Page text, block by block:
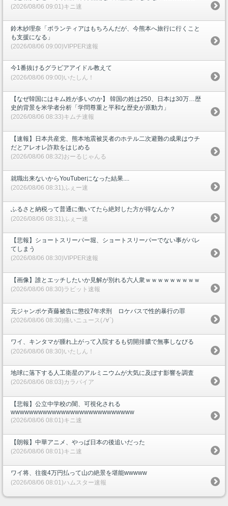
(2026/08/06 09:01)キニ速
鈴木紗理奈「ボランティアはもちろんだが、今熊本へ旅行に行くこと
も支援になる」
(2026/08/06 09:00)VIPPER速報
今1番抜けるグラビアアイドル教えて
(2026/08/06 09:00)いたしん！
【なぜ韓国にはキム姓が多いのか】 韓国の姓は250、日本は30万…歴
史的背景を米学者分析「学問尊重と平和な歴史が原動力」
(2026/08/06 08:33)キムチ速報
【速報】日本共産党、熊本地震被災者のホテル二次避難の成果はウチ
だとアレオレ詐欺をはじめる
(2026/08/06 08:32)おーるじゃんる
就職出来ないからYouTuberになった結果....
(2026/08/06 08:31)ふぇー速
ふるさと納税って普通に働いてたら絶対した方が得なんか？
(2026/08/06 08:31)ふぇー速
【悲報】ショートスリーパー堀、ショートスリーパーでない事がバレ
てしまう
(2026/08/06 08:30)VIPPER速報
【画像】誰とエッチしたいか見解が別れる六人衆ｗｗｗｗｗｗｗｗｗ
(2026/08/06 08:30)ラビット速報
元ジャンポケ斉藤被告に懲役7年求刑 ロケバスで性的暴行の罪
(2026/08/06 08:30)痛いニュース(ﾉ∀`)
ワイ、キンタマが腫れ上がって入院するも切開排膿で無事しなびる
(2026/08/06 08:30)いたしん！
地球に落下する人工衛星のアルミニウムが大気に及ぼす影響を調査
(2026/08/06 08:03)カラパイア
【悲報】公立中学校の闇、可視化される
wwwwwwwwwwwwwwwwwwwwwwwwwww
(2026/08/06 08:01)キニ速
【朗報】中華アニメ、やっぱ日本の後追いだった
(2026/08/06 08:01)キニ速
ワイ将、往復4万円払って山の絶景を堪能wwwww
(2026/08/06 08:01)ハムスター速報